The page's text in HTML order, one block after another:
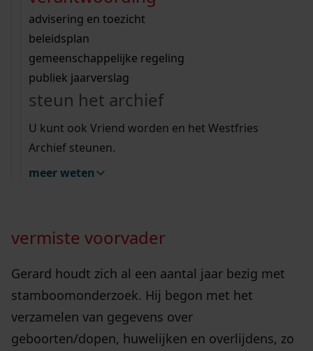
bouwvergunningen
omgevingsvergunningen
vergunningen
beeld en geluid
uitleg nodig?
Wij helpen u op weg met een aantal zoektips.
bekijk alle zoektips
Wij helpen u op weg met een aantal zoektips.
bekijk alle zoektips
bekijk ons geschiedenislokaal
advisering en toezicht
beleidsplan
gemeenschappelijke regeling
publiek jaarverslag
steun het archief
U kunt ook Vriend worden en het Westfries
Archief steunen.
meer weten
Vrijdag 20 december 2024 bezocht de heer
Gerard van Kesteren het Westfries Archief. De
bezoeker uit Zandvoort kreeg het originele
register onder ogen waarin de begrafenis van
voorvader Pieter van Kesteren (1740-1795) is
opgetekend. Achter deze voorvader schuilt een
vermiste voorvader
Gerard houdt zich al een aantal jaar bezig met
stamboomonderzoek. Hij begon met het
verzamelen van gegevens over
geboorten/dopen, huwelijken en overlijdens, zo